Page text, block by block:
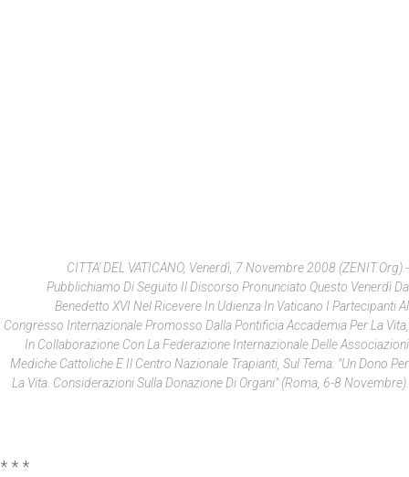
CITTA' DEL VATICANO, Venerdì, 7 Novembre 2008 (ZENIT.org).-
Pubblichiamo Di Seguito Il Discorso Pronunciato Questo Venerdì Da
Benedetto XVI Nel Ricevere In Udienza In Vaticano I Partecipanti Al
Congresso Internazionale Promosso Dalla Pontificia Accademia Per La Vita,
In Collaborazione Con La Federazione Internazionale Delle Associazioni
Mediche Cattoliche E Il Centro Nazionale Trapianti, Sul Tema: "Un Dono Per
La Vita. Considerazioni Sulla Donazione Di Organi" (Roma, 6-8 Novembre).
* * *